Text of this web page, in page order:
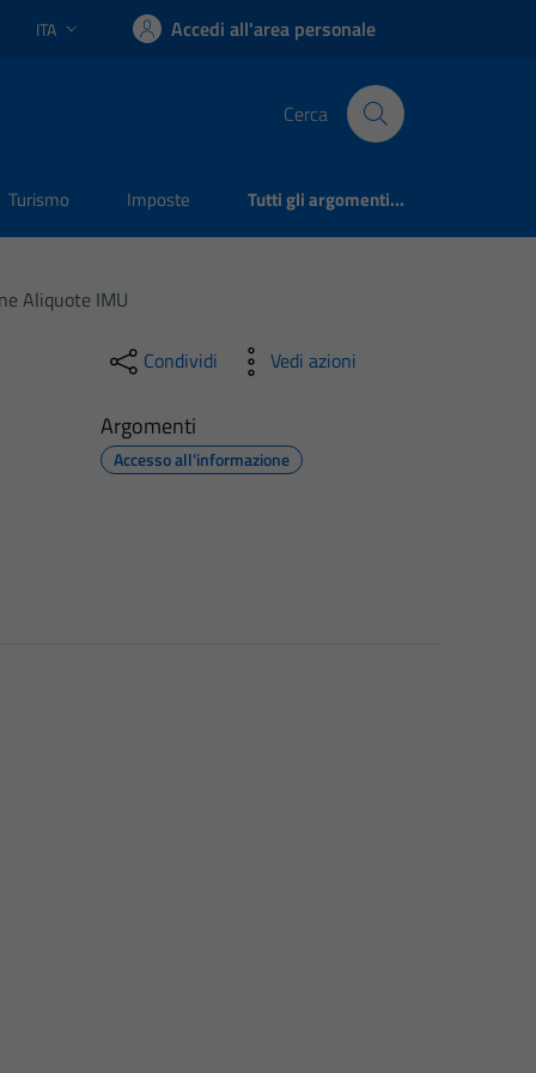
Lingua attiva:
ITA Accedi all'area personale
Cerca
Turismo Imposte Tutti gli argomenti...
Aliquote IMU
Condividi Vedi azioni
Argomenti
Accesso all'informazione